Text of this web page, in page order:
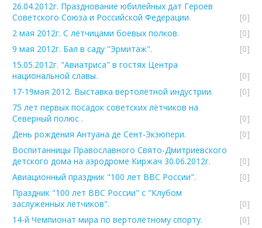
26.04.2012г. Празднование юбилейных дат Героев
Советского Союза и Российской Федерации.
[0]
2 мая 2012г. С лётчицами боевых полков.
[0]
9 мая 2012г. Бал в саду "Эрмитаж".
[0]
15.05.2012г. "Авиатриса" в гостях Центра
национальной славы.
[0]
17-19мая 2012. Выставка вертолётной индустрии.
[0]
75 лет первых посадок советских лётчиков на
Северный полюс .
[0]
День рождения Антуана де Сент-Экэюпери.
[0]
Воспитанницы Православного Свято-Дмитриевского
детского дома на аэродроме Киржач 30.06.2012г.
[0]
Авиационный праздник "100 лет ВВС России".
[0]
Праздник "100 лет ВВС России" с "Клубом
заслуженных лётчиков".
[0]
14-й Чемпионат мира по вертолётному спорту.
[0]